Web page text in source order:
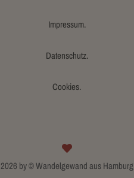
Impressum.
Datenschutz.
Cookies.
2026 by © Wandelgewand aus Hamburg